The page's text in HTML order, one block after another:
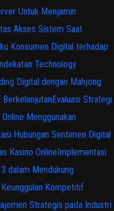
Untuk Menjamin
Akses Sistem Saat
Konsumen Digital terhadap
Technology
Digital dengan Mahjong
Evaluasi Strategi
Menggunakan
Hubungan Sentimen Digital
Kasino OnlineImplementasi
dalam Mendukung
Kompetitif
Strategis pada Industri